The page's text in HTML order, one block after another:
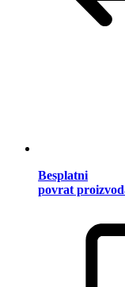
Besplatni
povrat